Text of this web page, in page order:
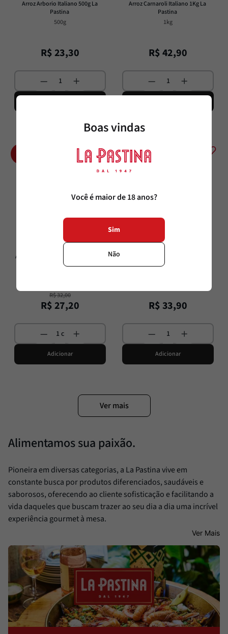
Arroz Arborio Italiano 500g La
Pastina
500g
R$23,30
Arroz Carnaroli Italiano 1Kg La
Pastina
1kg
R$42,90
Maestra per La Pastina
Arroz Arborio Italiano Envelhecido
500g Maestra Per La Pastina
R$32,00
R$27,20
Adicionar
La Pastina
R$33,90
Adicionar
Alimentamos sua paixão.
Pioneira em diversas categorias, a La Pastina vive em
constante busca por produtos diferenciados, saudáveis e
saborosos, oferecendo ao cliente sofisticação e facilitando a
vida daqueles que buscam trazer ao seu dia a dia uma incrível
experiência gourmet à mesa.
Ver Mais
Boas vindas
Você é maior de 18 anos?
Sim
Não